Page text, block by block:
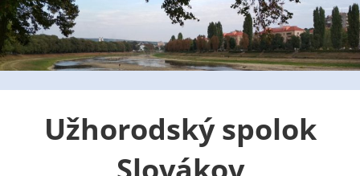
Skip
to
content
Užhorodský spolok